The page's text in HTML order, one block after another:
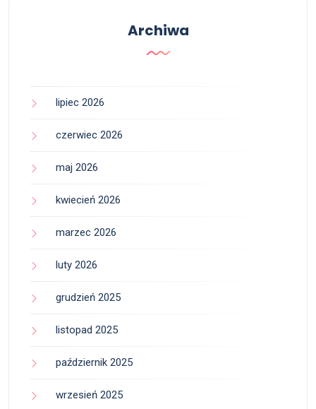
Archiwa
lipiec 2026
czerwiec 2026
maj 2026
kwiecień 2026
marzec 2026
luty 2026
grudzień 2025
listopad 2025
październik 2025
wrzesień 2025